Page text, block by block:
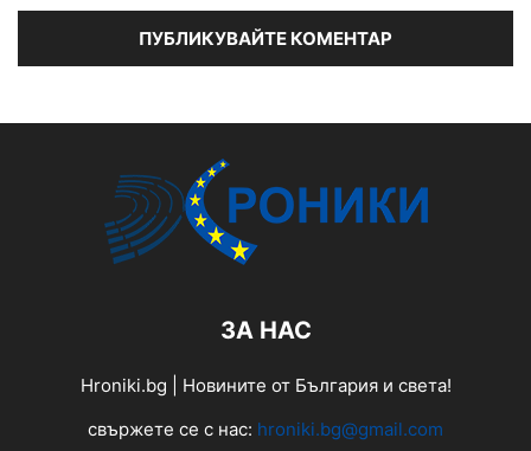
ЗА НАС
Hroniki.bg | Новините от България и света!
свържете се с нас: hroniki.bg@gmail.com